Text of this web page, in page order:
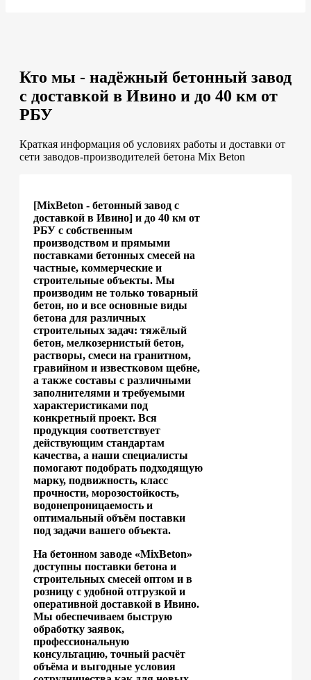
Кто мы - надёжный бетонный завод
с доставкой в Ивино и до 40 км от
РБУ
Краткая информация об условиях работы и доставки от
сети заводов-производителей бетона Mix Beton
[MixBeton - бетонный завод с
доставкой в Ивино] и до 40 км от
РБУ с собственным
производством и прямыми
поставками бетонных смесей на
частные, коммерческие и
строительные объекты. Мы
производим не только товарный
бетон, но и все основные виды
бетона для различных
строительных задач: тяжёлый
бетон, мелкозернистый бетон,
растворы, смеси на гранитном,
гравийном и известковом щебне,
а также составы с различными
заполнителями и требуемыми
характеристиками под
конкретный проект. Вся
продукция соответствует
действующим стандартам
качества, а наши специалисты
помогают подобрать подходящую
марку, подвижность, класс
прочности, морозостойкость,
водонепроницаемость и
оптимальный объём поставки
под задачи вашего объекта.
На бетонном заводе «MixBeton»
доступны поставки бетона и
строительных смесей оптом и в
розницу с удобной отгрузкой и
оперативной доставкой в Ивино.
Мы обеспечиваем быструю
обработку заявок,
профессиональную
консультацию, точный расчёт
объёма и выгодные условия